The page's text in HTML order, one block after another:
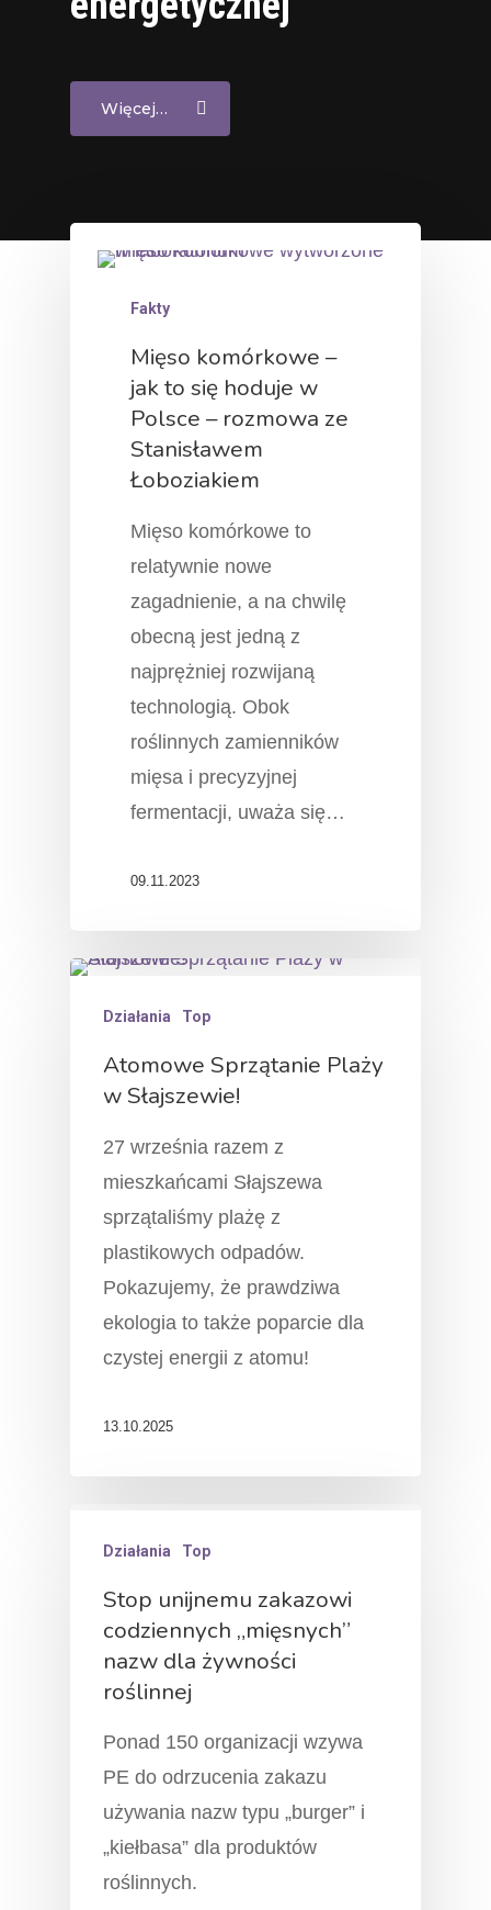
Więcej…
Fakty
Mięso komórkowe –
jak to się hoduje w
Polsce – rozmowa ze
Stanisławem
Łoboziakiem
Mięso komórkowe to
relatywnie nowe
zagadnienie, a na chwilę
obecną jest jedną z
najprężniej rozwijaną
technologią. Obok
roślinnych zamienników
mięsa i precyzyjnej
fermentacji, uważa się…
09.11.2023
Działania Top
Atomowe Sprzątanie Plaży
w Słajszewie!
27 września razem z
mieszkańcami Słajszewa
sprzątaliśmy plażę z
plastikowych odpadów.
Pokazujemy, że prawdziwa
ekologia to także poparcie dla
czystej energii z atomu!
13.10.2025
Działania Top
Stop unijnemu zakazowi
codziennych „mięsnych”
nazw dla żywności
roślinnej
Ponad 150 organizacji wzywa
PE do odrzucenia zakazu
używania nazw typu „burger” i
„kiełbasa” dla produktów
roślinnych.